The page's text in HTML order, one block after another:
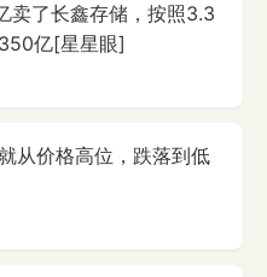
卖了长鑫存储，按照3.3
亿[星星眼]
从价格高位，跌落到低